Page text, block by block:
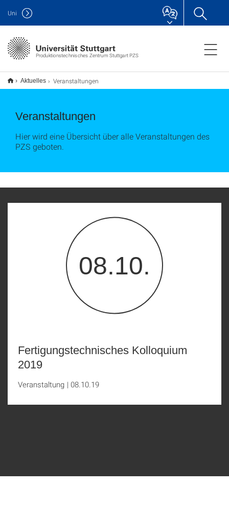
Produktionstechnisches Zentrum Stuttgart PZS
Uni
Aktuelles Veranstaltungen
Veranstaltungen
Hier wird eine Übersicht über alle Veranstaltungen des
PZS geboten.
08.10.
Fertigungstechnisches Kolloquium
2019
Veranstaltung | 08.10.19